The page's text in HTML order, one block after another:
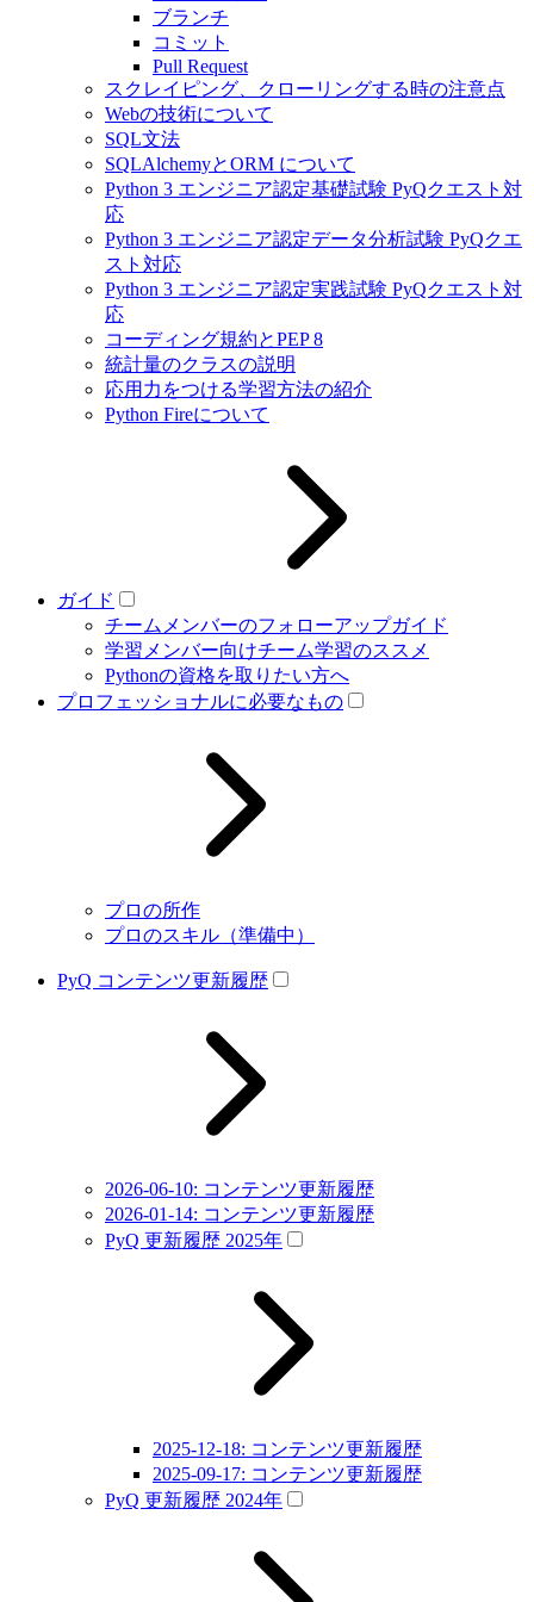
ブランチ
コミット
Pull Request
スクレイピング、クローリングする時の注意点
Webの技術について
SQL文法
SQLAlchemyとORM について
Python 3 エンジニア認定基礎試験 PyQクエスト対
応
Python 3 エンジニア認定データ分析試験 PyQクエ
スト対応
Python 3 エンジニア認定実践試験 PyQクエスト対
応
コーディング規約とPEP 8
統計量のクラスの説明
応用力をつける学習方法の紹介
Python Fireについて
ガイド
チームメンバーのフォローアップガイド
学習メンバー向けチーム学習のススメ
Pythonの資格を取りたい方へ
プロフェッショナルに必要なもの
プロの所作
プロのスキル（準備中）
PyQ コンテンツ更新履歴
2026-06-10: コンテンツ更新履歴
2026-01-14: コンテンツ更新履歴
PyQ 更新履歴 2025年
2025-12-18: コンテンツ更新履歴
2025-09-17: コンテンツ更新履歴
PyQ 更新履歴 2024年